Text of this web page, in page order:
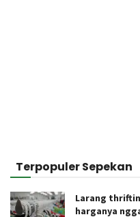
Terpopuler Sepekan
Larang
harganya